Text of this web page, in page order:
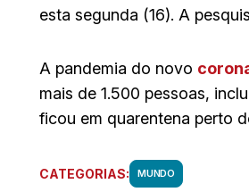
esta segunda (16). A
A pandemia do novo
mais de 1.500 pessoas,
ficou em quarentena perto
CATEGORIAS: MUNDO